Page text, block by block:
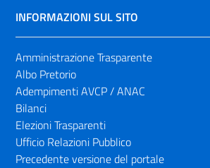
INFORMAZIONI SUL SITO
Amministrazione Trasparente
Albo Pretorio
Adempimenti AVCP / ANAC
Bilanci
Elezioni Trasparenti
Ufficio Relazioni Pubblico
Precedente versione del portale